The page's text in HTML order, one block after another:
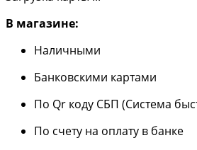
В магазине:
Наличными
Банковскими картами
По Qr коду СБП (Система
По счету на оплату в банке